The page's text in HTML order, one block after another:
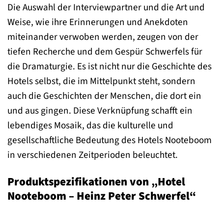
Die Auswahl der Interviewpartner und die Art und
Weise, wie ihre Erinnerungen und Anekdoten
miteinander verwoben werden, zeugen von der
tiefen Recherche und dem Gespür Schwerfels für
die Dramaturgie. Es ist nicht nur die Geschichte des
Hotels selbst, die im Mittelpunkt steht, sondern
auch die Geschichten der Menschen, die dort ein
und aus gingen. Diese Verknüpfung schafft ein
lebendiges Mosaik, das die kulturelle und
gesellschaftliche Bedeutung des Hotels Nooteboom
in verschiedenen Zeitperioden beleuchtet.
Produktspezifikationen von „Hotel
Nooteboom – Heinz Peter Schwerfel“